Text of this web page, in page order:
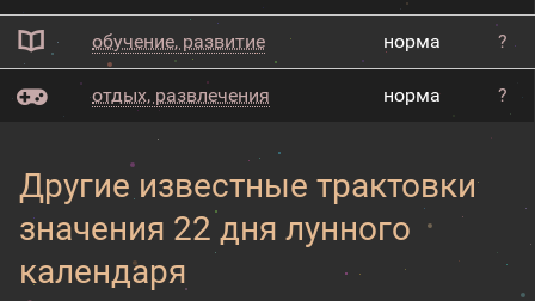
обучение, развитие норма ?
отдых, развлечения норма ?
Другие известные трактовки
значения 22 дня лунного
календаря